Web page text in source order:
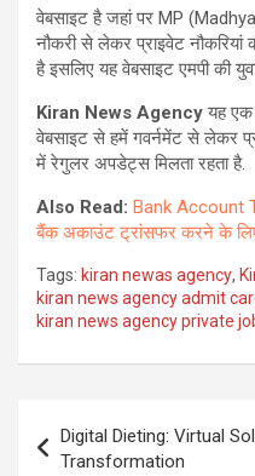
वेबसाइट है जहां पर MP
नौकरी से लेकर प्राइवेट नौकरियां
है इसलिए यह वेबसाइट एमपी की
Kiran News Agencyयह एक
वेबसाइट से हमें गवर्नमेंट से लेकर
में रेगुलर अपडेट्स मिलता रहता है.
Also Read: Bank Account
बैंक अकाउंट ट्रांसफर करने के
Tags: kiran newas agency,
kiran news agency admit
kiran news agency private
navigation
Digital Dieting: Virtual
Transformation